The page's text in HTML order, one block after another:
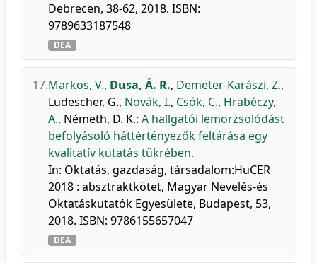
Debrecen, 38-62, 2018. ISBN:
9789633187548
DEA
17.Markos, V., Dusa, Á. R., Demeter-Karászi, Z.,
Ludescher, G., Novák, I., Csók, C., Hrabéczy,
A., Németh, D. K.: A hallgatói lemorzsolódást
befolyásoló háttértényezők feltárása egy
kvalitatív kutatás tükrében.
In: Oktatás, gazdaság, társadalom:HuCER
2018 : absztraktkötet, Magyar Nevelés-és
Oktatáskutatók Egyesülete, Budapest, 53,
2018. ISBN: 9786155657047
DEA